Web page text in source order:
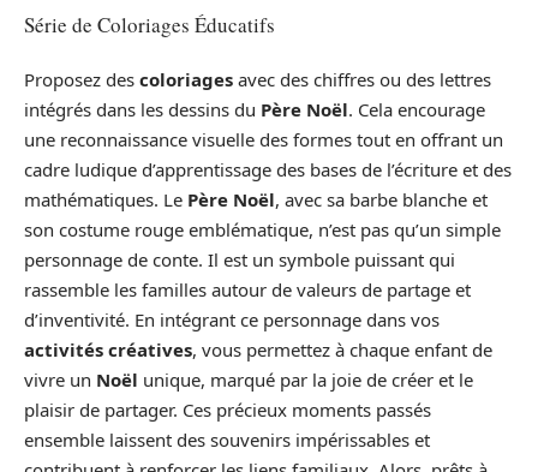
Série de Coloriages Éducatifs
Proposez des coloriages avec des chiffres ou des lettres
intégrés dans les dessins du Père Noël. Cela encourage
une reconnaissance visuelle des formes tout en offrant un
cadre ludique d’apprentissage des bases de l’écriture et des
mathématiques. Le Père Noël, avec sa barbe blanche et
son costume rouge emblématique, n’est pas qu’un simple
personnage de conte. Il est un symbole puissant qui
rassemble les familles autour de valeurs de partage et
d’inventivité. En intégrant ce personnage dans vos
activités créatives, vous permettez à chaque enfant de
vivre un Noël unique, marqué par la joie de créer et le
plaisir de partager. Ces précieux moments passés
ensemble laissent des souvenirs impérissables et